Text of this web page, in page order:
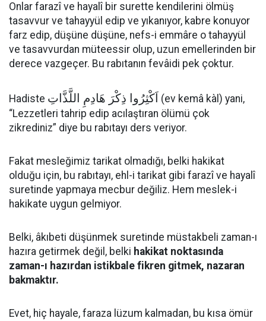
Onlar farazî ve hayalî bir surette kendilerini ölmüş
tasavvur ve tahayyül edip ve yıkanıyor, kabre konuyor
farz edip, düşüne düşüne, nefs-i emmâre o tahayyül
ve tasavvurdan müteessir olup, uzun emellerinden bir
derece vazgeçer. Bu rabıtanın fevâidi pek çoktur.
Hadiste اَكْثِرُوا ذِكْرَ هَادِمِ اللَّذَّاتِ (ev kemâ kàl) yani,
“Lezzetleri tahrip edip acılaştıran ölümü çok
zikrediniz” diye bu rabıtayı ders veriyor.
Fakat mesleğimiz tarikat olmadığı, belki hakikat
olduğu için, bu rabıtayı, ehl-i tarikat gibi farazî ve hayalî
suretinde yapmaya mecbur değiliz. Hem meslek-i
hakikate uygun gelmiyor.
Belki, âkıbeti düşünmek suretinde müstakbeli zaman-ı
hazıra getirmek değil, belki hakikat noktasında
zaman-ı hazırdan istikbale fikren gitmek, nazaran
bakmaktır.
Evet, hiç hayale, faraza lüzum kalmadan, bu kısa ömür